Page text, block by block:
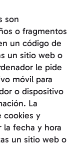
son
o fragmentos
un código de
un sitio web o
le pide
móvil para
o dispositivo
La
cookies y
la fecha y hora
un sitio web o